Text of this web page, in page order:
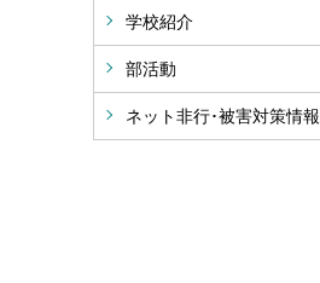
学校紹介
部活動
ネット非行･被害対策情報